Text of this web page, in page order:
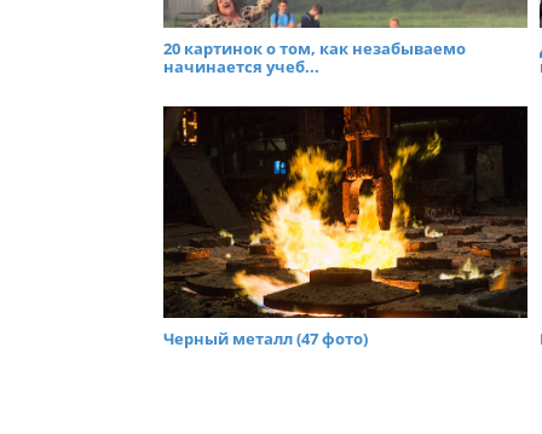
20 картинок о том, как незабываемо
начинается учеб...
Черный металл (47 фото)